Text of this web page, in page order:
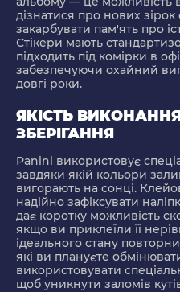
дізнатися про нових зірок
закарбувати пам'ять про
Стікери мають
підходить під комірки в
забезпечуючи охайний
довгі роки.
ЯКІСТЬ
ЗБЕРІГАННЯ
Panini використовує
завдяки якій кольори
вигорають на сонці.
надійно зафіксувати
дає коротку можливість
якщо ви приклеїли її
ідеального стану
які ви плануєте
використовувати
щоб уникнути заломів